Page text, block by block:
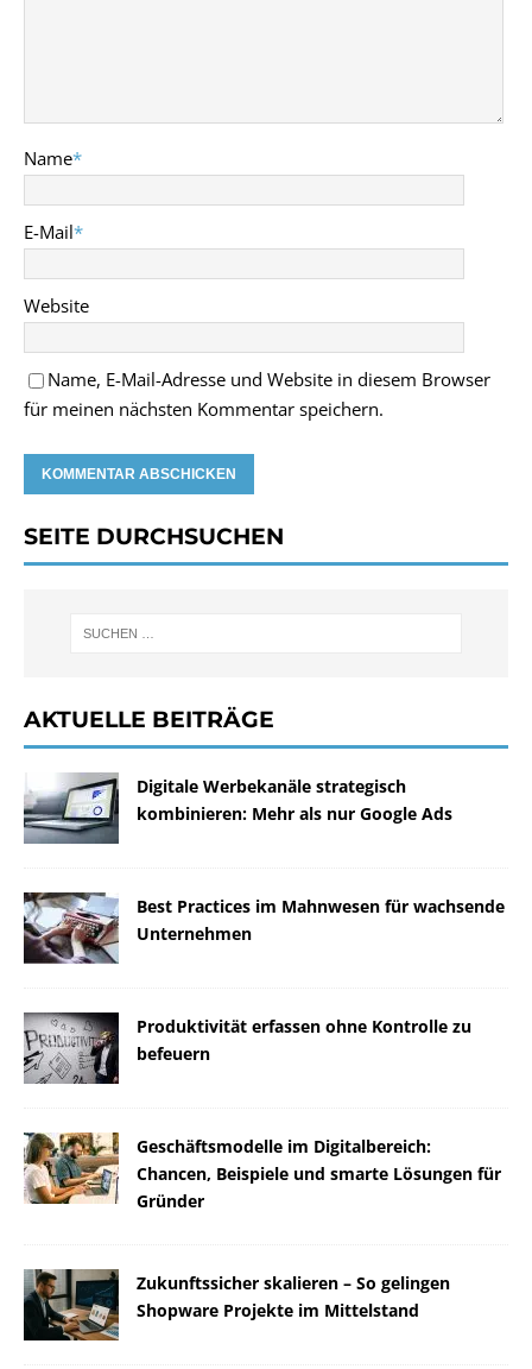
Name*
E-Mail*
Website
Name, E-Mail-Adresse und Website in diesem Browser
für meinen nächsten Kommentar speichern.
SEITE DURCHSUCHEN
AKTUELLE BEITRÄGE
Digitale Werbekanäle strategisch
kombinieren: Mehr als nur Google Ads
Best Practices im Mahnwesen für wachsende
Unternehmen
Produktivität erfassen ohne Kontrolle zu
befeuern
Geschäftsmodelle im Digitalbereich:
Chancen, Beispiele und smarte Lösungen für
Gründer
Zukunftssicher skalieren – So gelingen
Shopware Projekte im Mittelstand